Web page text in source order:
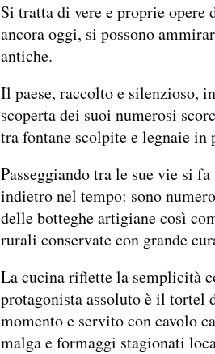
Si tratta di vere e proprie opere
ancora oggi, si possono
antiche.
Il paese, raccolto e silenzioso,
scoperta dei suoi numerosi
tra fontane scolpite e legnaie in
Passeggiando tra le sue vie si
indietro nel tempo: sono
delle botteghe artigiane così
rurali conservate con grande
La cucina riflette la semplicità
protagonista assoluto è il tortel
momento e servito con cavolo
malga e formaggi stagionati